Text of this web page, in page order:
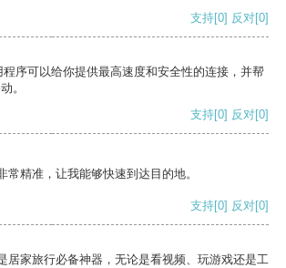
支持[0] 反对[0]
序可以给你提供最高速度和安全性的连接，并帮
。
支持[0] 反对[0]
常精准，让我能够快速到达目的地。
支持[0] 反对[0]
居家旅行必备神器，无论是看视频、玩游戏还是工